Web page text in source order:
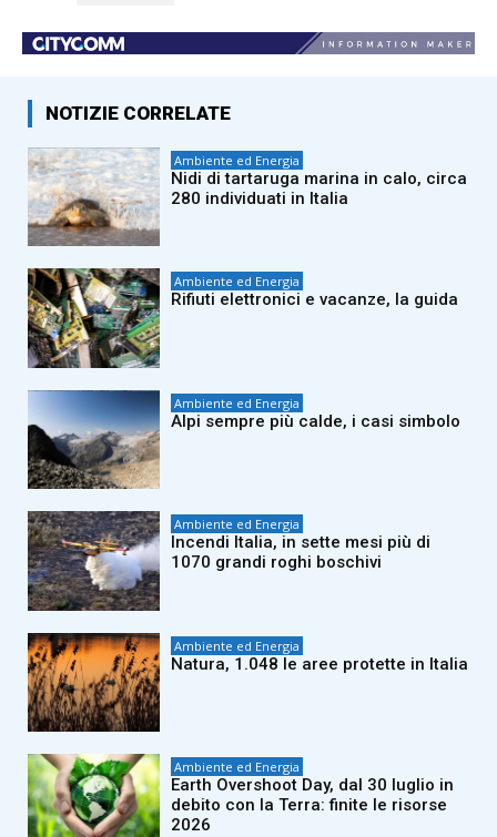
NOTIZIE CORRELATE
Ambiente ed Energia
Nidi di tartaruga marina in calo, circa
280 individuati in Italia
Ambiente ed Energia
Rifiuti elettronici e vacanze, la guida
Ambiente ed Energia
Alpi sempre più calde, i casi simbolo
Ambiente ed Energia
Incendi Italia, in sette mesi più di
1070 grandi roghi boschivi
Ambiente ed Energia
Natura, 1.048 le aree protette in Italia
Ambiente ed Energia
Earth Overshoot Day, dal 30 luglio in
debito con la Terra: finite le risorse
2026